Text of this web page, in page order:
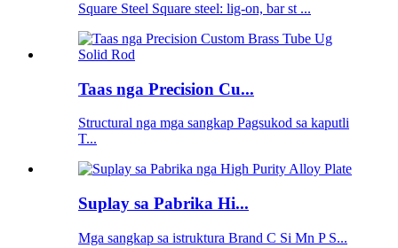
Square Steel Square steel: lig-on, bar st ...
Taas nga Precision Cu...
Structural nga mga sangkap Pagsukod sa kaputli
T...
Suplay sa Pabrika Hi...
Mga sangkap sa istruktura Brand C Si Mn P S...